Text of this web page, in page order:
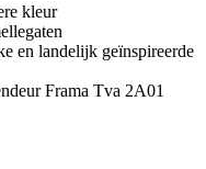
kleur
en landelijk geïnspireerde
Frama Tva 2A01